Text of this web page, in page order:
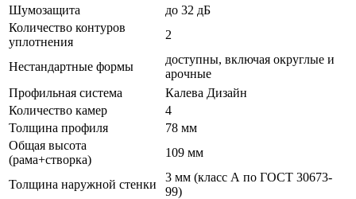
Шумозащита
до 32 дБ
Количество контуров
уплотнения
2
Нестандартные формы
доступны, включая округлые и
арочные
Профильная система
Калева Дизайн
Количество камер
4
Толщина профиля
78 мм
Общая высота
(рама+створка)
109 мм
Толщина наружной стенки
3 мм (класс А по ГОСТ 30673-
99)